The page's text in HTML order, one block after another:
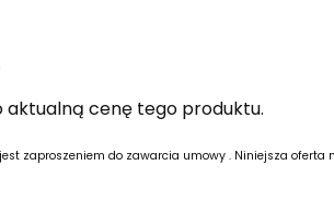
aktualną cenę tego produktu.
zaproszeniem do zawarcia umowy . Niniejsza oferta